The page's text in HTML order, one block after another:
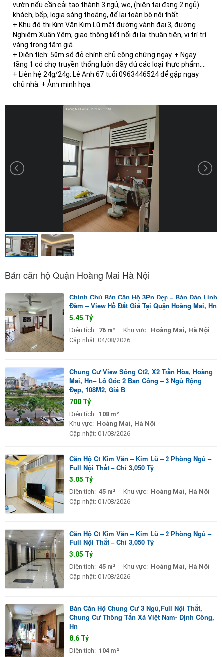
vườn nếu cần cải tạo thành 3 ngủ, wc, (hiện tại đang 2 ngủ)
khách, bếp, logia sáng thoáng, để lại toàn bộ nội thất.
+ Khu đô thị Kim Văn Kim Lũ mặt đường vành đai 3, đường
Nghiêm Xuân Yêm, giao thông kết nối đi lại thuận tiện, vị trí trí
vàng trong tâm giá.
+ Diện tích: 50m sổ đỏ chính chủ công chứng ngay. + Ngay
tầng 1 có chợ truyền thống luôn đầy đủ các loại thực phẩm....
+ Liên hệ 24g/24g: Lê Anh 67 tuổi 0963446524 để gặp ngay
chủ nhà. + Ảnh minh họa.
Bán căn hộ Quận Hoàng Mai Hà Nội
Chính Chủ Bán Căn Hộ 3Pn Đẹp – Bán Đảo Linh
Đàm – View Hồ Đắt Giá Tại Quận Hoàng Mai, Hn
5.45 Tỷ
Diện tích: 76 m² Khu vực: Hoàng Mai, Hà Nội
Cập nhật: 04/08/2026
Chung Cư View Sông Ct2, X2 Trần Hòa, Hoàng
Mai, Hn– Lô Góc 2 Ban Công – 3 Ngủ Rộng
Đẹp, 108M2, Giá B
700 Tỷ
Diện tích: 108 m²
Khu vực: Hoàng Mai, Hà Nội
Cập nhật: 01/08/2026
Căn Hộ Ct Kim Văn – Kim Lũ – 2 Phòng Ngủ –
Full Nội Thất – Chỉ 3,050 Tỷ
3.05 Tỷ
Diện tích: 45 m² Khu vực: Hoàng Mai, Hà Nội
Cập nhật: 01/08/2026
Căn Hộ Ct Kim Văn – Kim Lũ – 2 Phòng Ngủ –
Full Nội Thất – Chỉ 3,050 Tỷ
3.05 Tỷ
Diện tích: 45 m² Khu vực: Hoàng Mai, Hà Nội
Cập nhật: 01/08/2026
Bán Căn Hộ Chung Cư 3 Ngủ,Full Nội Thất,
Chung Cư Thông Tấn Xã Việt Nam- Định Công,
Hn
8.6 Tỷ
Diện tích: 104 m²